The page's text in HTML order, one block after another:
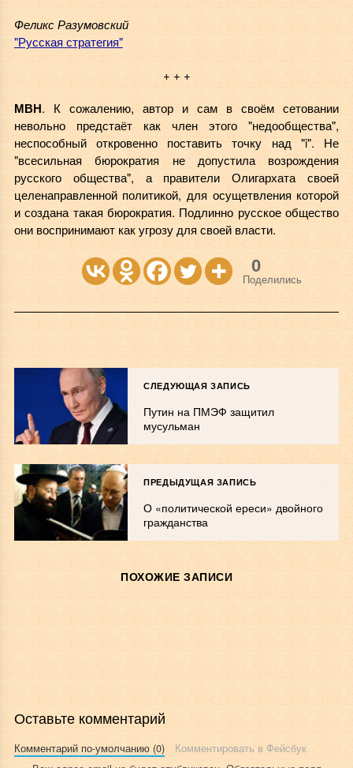
Феликс Разумовский
"Русская стратегия"
+ + +
МВН. К сожалению, автор и сам в своём сетовании
невольно предстаёт как член этого "недообщества",
неспособный откровенно поставить точку над "i". Не
"всесильная бюрократия не допустила возрождения
русского общества", а правители Олигархата своей
целенаправленной политикой, для осущетвления которой
и создана такая бюрократия. Подлинно русское общество
они воспринимают как угрозу для своей власти.
0
Поделились
СЛЕДУЮЩАЯ ЗАПИСЬ
Путин на ПМЭФ защитил
мусульман
ПРЕДЫДУЩАЯ ЗАПИСЬ
О «политической ереси» двойного
гражданства
ПОХОЖИЕ ЗАПИСИ
Оставьте комментарий
Комментарий по-умолчанию (0)
Комментировать в Фейсбук